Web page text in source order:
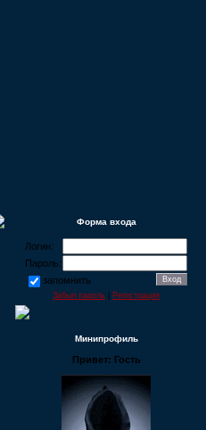
Форма входа
Логин:
Пароль:
запомнить
Забыл пароль Регистрация
Минипрофиль
Привет: Гость